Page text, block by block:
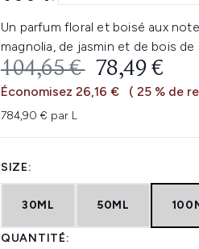
Un parfum floral et boisé aux
magnolia, de jasmin et de bois de
PRIX DE VENTE :
104,65 € PRIX
78,49 €
Économisez 26,16 € ( 25 % de
784,90 € par L
SIZE:
30ML 50ML
QUANTITÉ: